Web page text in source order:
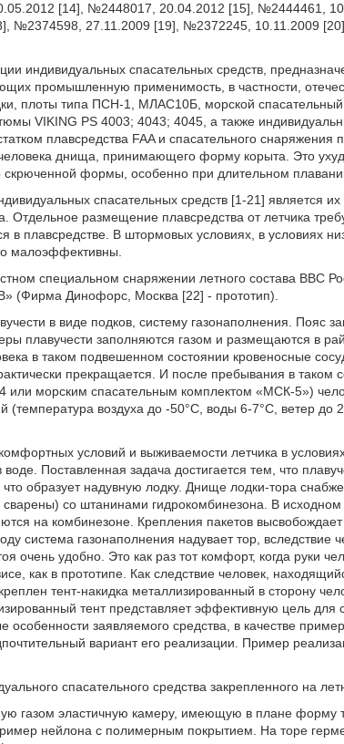
[14], №2448017, 20.04.2012 [15], №2444461,
№2374598, 27.11.2009 [19], №2372245, 10.11.2009
индивидуальных спасательных средств,
промышленную применимость, в частности,
плоты типа ПСН-1, МЛАС10Б, морской
VIKING PS 4003; 4043; 4045, а также
плавсредства FAA и спасательного снаряжения
днища, принимающего форму корыта. Это
скрюченной формы, особенно при длительном
спасательных средств [1-21] является их
Отдельное размещение плавсредства от летчика
в плавсредстве. В штормовых условиях, в условиях
малоэффективны.
специальном снаряжении летного состава ВВС
(Фирма Динофорс, Москва [22] - прототип).
в виде подков, систему газонаполнения. Пояс
плавучести заполняются газом и размещаются в
в таком подвешенном состоянии кровеносные
прекращается. И после пребывания в таком
или морским спасательным комплектом «МСК-5»)
(температура воздуха до -50°С, воды 6-7°С, ветер до
условий и выживаемости летчика в
Поставленная задача достигается тем, что
образует надувную лодку. Днище лодки-тора
со штанинами гидрокомбинезона. В исходном
на комбинезоне. Крепления пакетов высвобождает
система газонаполнения надувает тор, вследствие
очень удобно. Это как раз тот комфорт, когда руки
как в прототипе. Как следствие человек,
тент-накидка металлизированный в сторону
тент представляет эффективную цель для
особенности заявляемого средства, в качестве
вариант его реализации. Пример
спасательного средства закрепленного на
газом эластичную камеру, имеющую в плане форму
нейлона с полимерным покрытием. На торе